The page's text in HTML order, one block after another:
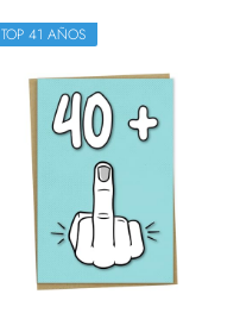
TOP 41 AÑOS